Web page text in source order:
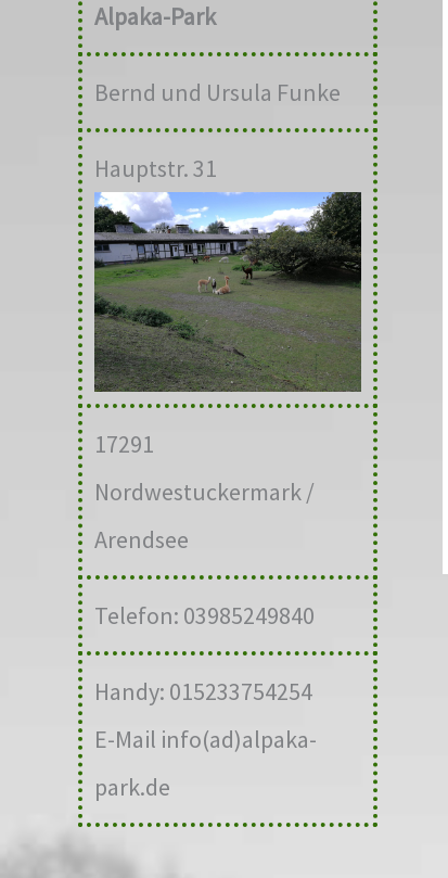
Alpaka-Park
Bernd und Ursula Funke
Hauptstr. 31
17291
Nordwestuckermark /
Arendsee
Telefon: 03985249840
Handy: 015233754254
E-Mail info(ad)alpaka-
park.de